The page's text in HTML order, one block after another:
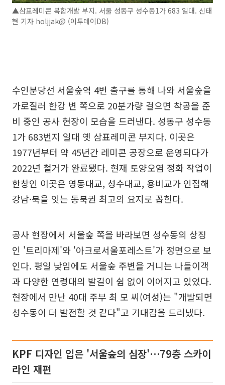
▲삼표레미콘 복합개발 부지. 서울 성동구 성수동1가 683 일대. 신태
현 기자 holjjak@ (이투데이DB)
수인분당선 서울숲역 4번 출구를 통해 나와 서울숲을
가로질러 한강 변 쪽으로 20분가량 걸으면 착공을 준
비 중인 공사 현장이 모습을 드러낸다. 성동구 성수동
1가 683번지 일대 옛 삼표레미콘 부지다. 이곳은
1977년부터 약 45년간 레미콘 공장으로 운영되다가
2022년 철거가 완료됐다. 현재 토양오염 정화 작업이
한창인 이곳은 영동대교, 성수대교, 용비교가 인접해
강남·북을 잇는 동북권 최고의 요지로 꼽힌다.
공사 현장에서 서울숲 쪽을 바라보면 성수동의 상징
인 '트리마제'와 '아크로서울포레스트'가 정면으로 보
인다. 평일 낮임에도 서울숲 주변을 거니는 나들이객
과 다양한 연령대의 발길이 쉼 없이 이어지고 있었다.
현장에서 만난 40대 주부 최 모 씨(여성)는 "개발되면
성수동이 더 발전할 것 같다"고 기대감을 드러냈다.
KPF 디자인 입은 '서울숲의 심장'⋯79층 스카이
라인 재편